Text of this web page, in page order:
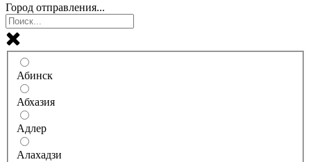
Город отправления...
Абинск
Абхазия
Адлер
Алахадзи